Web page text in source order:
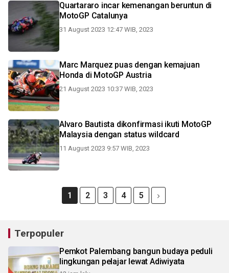
Quartararo incar kemenangan beruntun di
MotoGP Catalunya
31 August 2023 12:47 WIB, 2023
Marc Marquez puas dengan kemajuan
Honda di MotoGP Austria
21 August 2023 10:37 WIB, 2023
Alvaro Bautista dikonfirmasi ikuti MotoGP
Malaysia dengan status wildcard
11 August 2023 9:57 WIB, 2023
1 2 3 4 5
Terpopuler
Pemkot Palembang bangun budaya peduli
lingkungan pelajar lewat Adiwiyata